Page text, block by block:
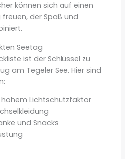
können sich auf einen
der Spaß und
Seetag
ist der Schlüssel zu
am Tegeler See. Hier sind
Lichtschutzfaktor
und Snacks